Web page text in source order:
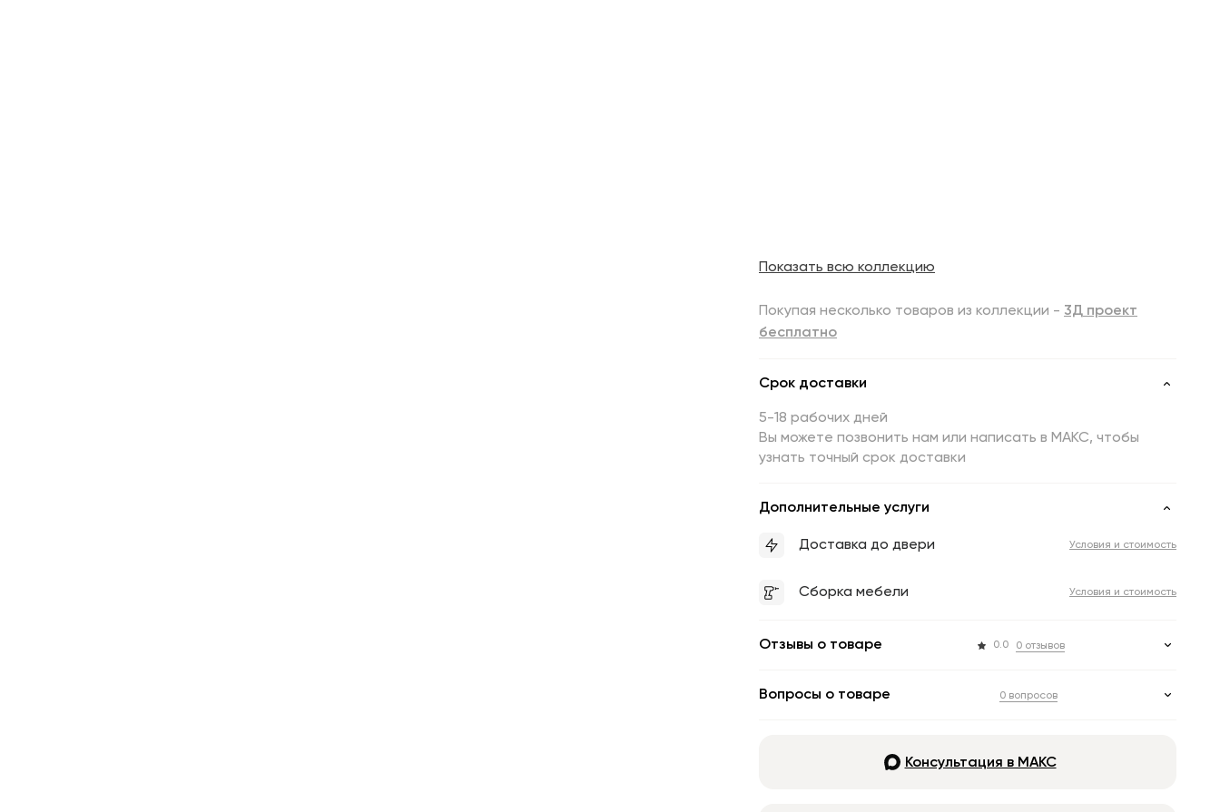
Показать всю коллекцию
Покупая несколько товаров из коллекции - 3Д проект
бесплатно
Срок доставки
5-18 рабочих дней
Вы можете позвонить нам или написать в МАКС, чтобы
узнать точный срок доставки
Дополнительные услуги
Доставка до двери Условия и стоимость
Сборка мебели Условия и стоимость
Отзывы о товаре 0.0 0 отзывов
Вопросы о товаре 0 вопросов
Консультация в МАКС